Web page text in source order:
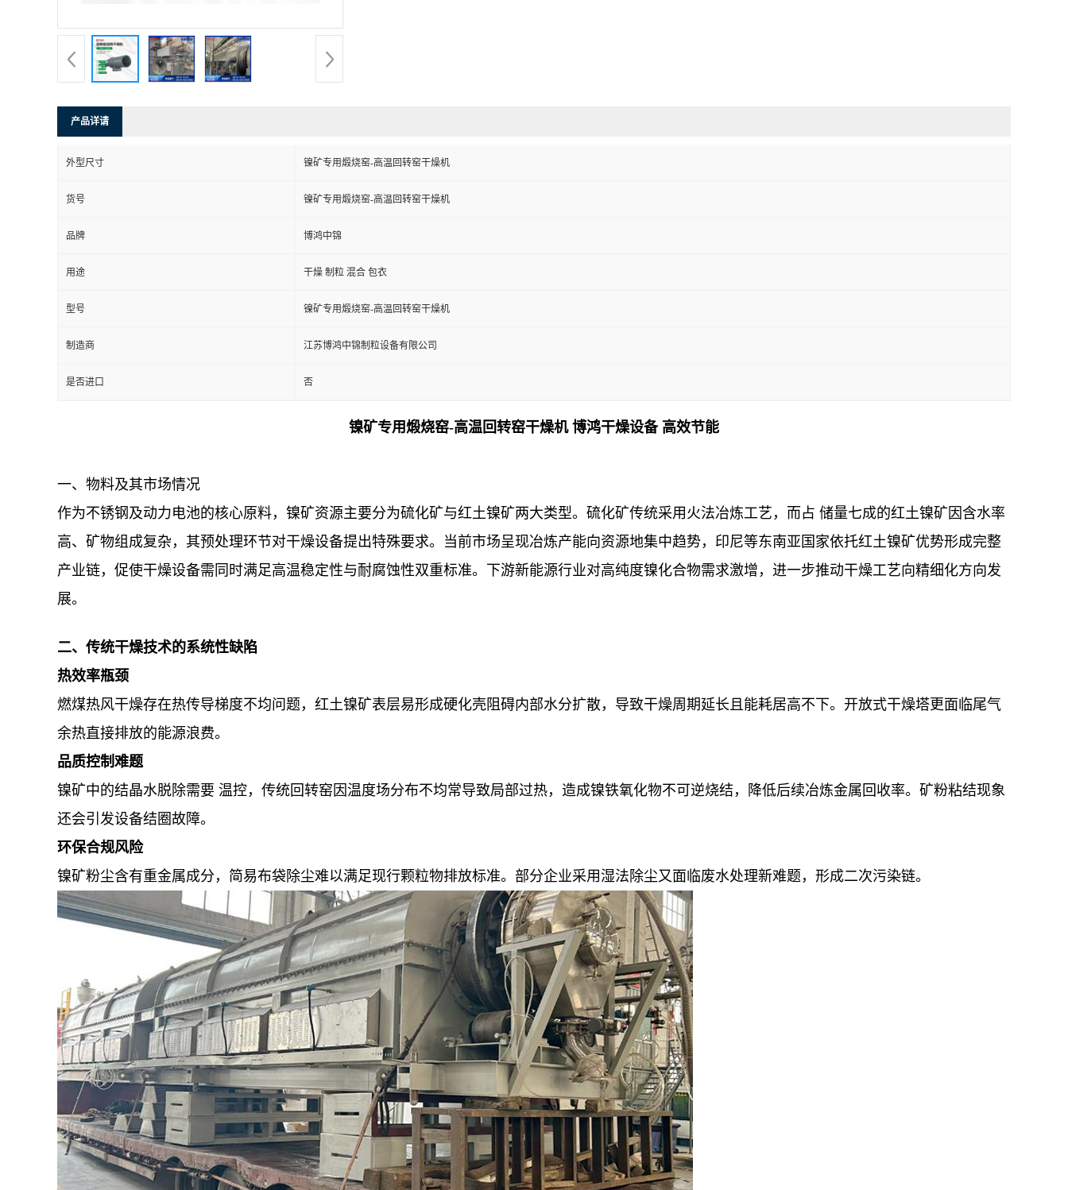
产品详请
外型尺寸 镍矿专用煅烧窑-高温回转窑干燥机
货号 镍矿专用煅烧窑-高温回转窑干燥机
品牌 博鸿中锦
用途 干燥 制粒 混合 包衣
型号 镍矿专用煅烧窑-高温回转窑干燥机
制造商 江苏博鸿中锦制粒设备有限公司
是否进口 否
镍矿专用煅烧窑-高温回转窑干燥机 博鸿干燥设备 高效节能
一、物料及其市场情况
作为不锈钢及动力电池的核心原料，镍矿资源主要分为硫化矿与红土镍矿两大类型。硫化矿传统采用火法冶炼工艺，而占 储量七成的红土镍矿因含水率
高、矿物组成复杂，其预处理环节对干燥设备提出特殊要求。当前市场呈现冶炼产能向资源地集中趋势，印尼等东南亚国家依托红土镍矿优势形成完整
产业链，促使干燥设备需同时满足高温稳定性与耐腐蚀性双重标准。下游新能源行业对高纯度镍化合物需求激增，进一步推动干燥工艺向精细化方向发
展。
二、传统干燥技术的系统性缺陷
热效率瓶颈
燃煤热风干燥存在热传导梯度不均问题，红土镍矿表层易形成硬化壳阻碍内部水分扩散，导致干燥周期延长且能耗居高不下。开放式干燥塔更面临尾气
余热直接排放的能源浪费。
品质控制难题
镍矿中的结晶水脱除需要 温控，传统回转窑因温度场分布不均常导致局部过热，造成镍铁氧化物不可逆烧结，降低后续冶炼金属回收率。矿粉粘结现象
还会引发设备结圈故障。
环保合规风险
镍矿粉尘含有重金属成分，简易布袋除尘难以满足现行颗粒物排放标准。部分企业采用湿法除尘又面临废水处理新难题，形成二次污染链。